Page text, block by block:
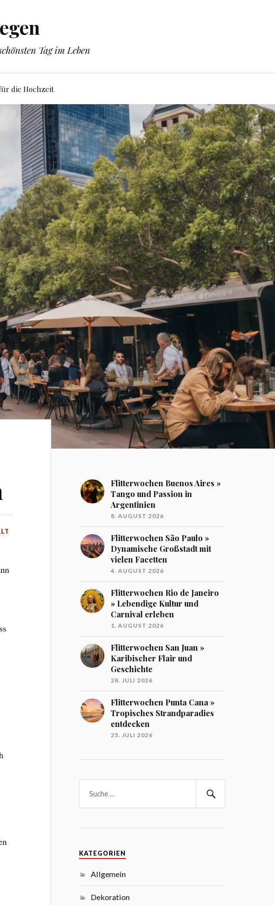
Tag im Leben
die Hochzeit
Flitterwochen Buenos Aires »
Tango und Passion in
Argentinien
8. AUGUST 2026
Flitterwochen São Paulo »
Dynamische Großstadt mit
vielen Facetten
4. AUGUST 2026
Flitterwochen Rio de Janeiro
» Lebendige Kultur und
Carnival erleben
1. AUGUST 2026
Flitterwochen San Juan »
Karibischer Flair und
Geschichte
28. JULI 2026
Flitterwochen Punta Cana »
Tropisches Strandparadies
entdecken
25. JULI 2026
KATEGORIEN
Allgemein
Dekoration